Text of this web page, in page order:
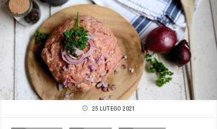
25 LUTEGO 2021